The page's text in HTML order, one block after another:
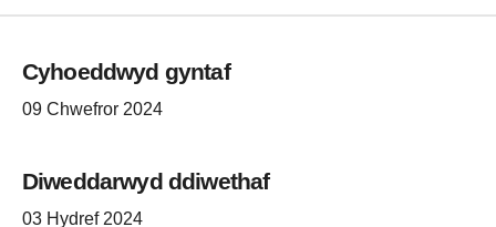
Cyhoeddwyd gyntaf
09 Chwefror 2024
Diweddarwyd ddiwethaf
03 Hydref 2024